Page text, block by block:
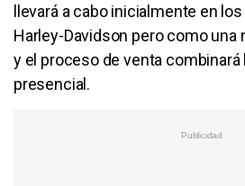
llevará a cabo inicialmente en
Harley-Davidson pero como una
y el proceso de venta combinará
presencial.